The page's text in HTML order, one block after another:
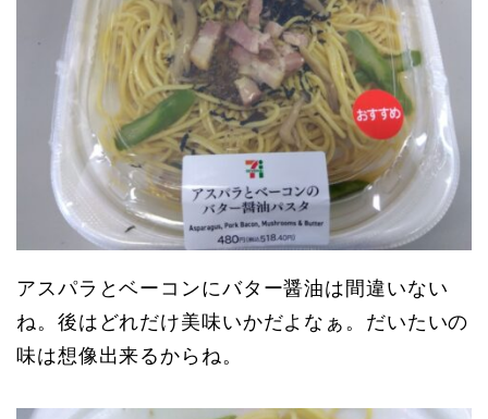
アスパラとベーコンにバター醤油は間違いない
ね。後はどれだけ美味いかだよなぁ。だいたいの
味は想像出来るからね。